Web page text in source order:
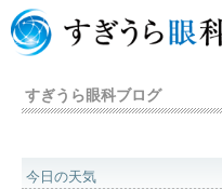
すぎうら眼科ブログ
今日の天気